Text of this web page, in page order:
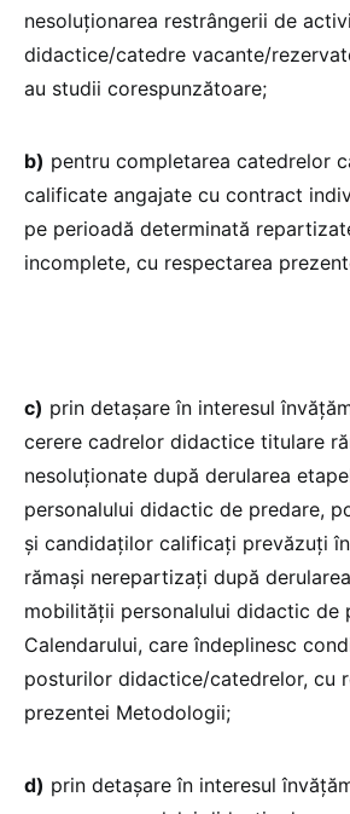
nesoluționarea restrângerii de
didactice/catedre vacante/
au studii corespunzătoare;
b) pentru completarea catedrelor
calificate angajate cu contract
pe perioadă determinată
incomplete, cu respectarea
c) prin detașare în interesul
cerere cadrelor didactice titulare
nesoluționate după derularea
personalului didactic de predare,
și candidaților calificați prevăzuți în
rămași nerepartizați după
mobilității personalului didactic de
Calendarului, care îndeplinesc
posturilor didactice/catedrelor, cu
prezentei Metodologii;
d) prin detașare în interesul